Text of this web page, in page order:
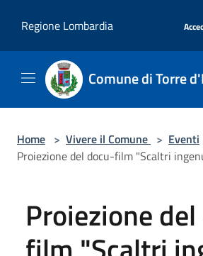
Regione Lombardia
Comune di Torre
Home > Vivere il Comune > Eventi
Proiezione del docu-film "Scaltri
Proiezione